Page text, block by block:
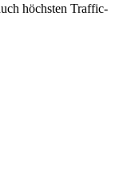
höchsten Traffic-